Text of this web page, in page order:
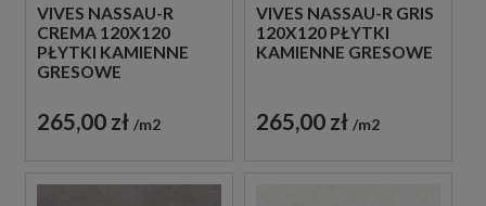
VIVES NASSAU-R
CREMA 120X120
PŁYTKI KAMIENNE
GRESOWE
265,00 zł m2
VIVES NASSAU-R GRIS
120X120 PŁYTKI
KAMIENNE GRESOWE
265,00 zł m2